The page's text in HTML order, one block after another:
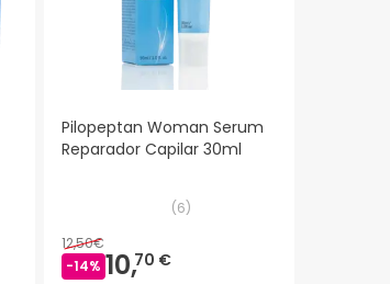
Pilopeptan Woman Serum
Reparador Capilar 30ml
(6)
12,50€
-14% 10,70 €